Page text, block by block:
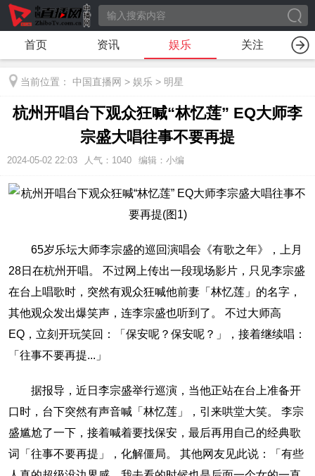
首页 资讯 娱乐 关注
当前位置： 中国直播网 > 娱乐 > 明星
杭州开唱台下观众狂喊“林忆莲” EQ大师李
宗盛大唱往事不要再提
2024-05-02 22:03 人气： 1040 编辑：小编
65岁乐坛大师李宗盛的巡回演唱会《有歌之年》，上月
28日在杭州开唱。 不过网上传出一段现场影片，只见李宗盛
在台上唱歌时，突然有观众狂喊他前妻「林忆莲」的名字，
其他观众发出爆笑声，连李宗盛也听到了。 不过大师高
EQ，立刻开玩笑回：「保安呢？保安呢？」，接着继续唱：
「往事不要再提...」
据报导，近日李宗盛举行巡演，当他正站在台上准备开
口时，台下突然有声音喊「林忆莲」，引来哄堂大笑。 李宗
盛尴尬了一下，接着喊着要找保安，最后再用自己的经典歌
词「往事不要再提」，化解僵局。 其他网友见此说：「有些